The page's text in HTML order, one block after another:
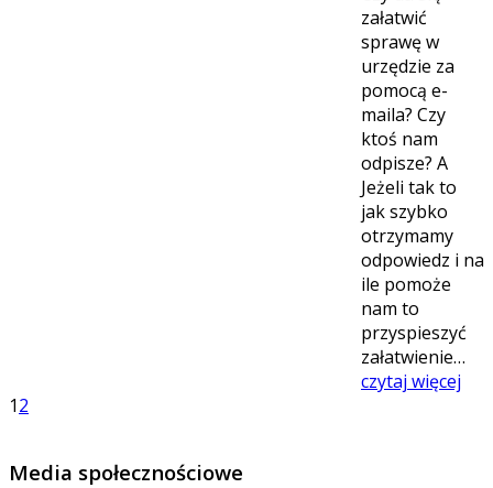
załatwić
sprawę w
urzędzie za
pomocą e-
maila? Czy
ktoś nam
odpisze? A
Jeżeli tak to
jak szybko
otrzymamy
odpowiedz i na
ile pomoże
nam to
przyspieszyć
załatwienie…
czytaj więcej
12
Media społecznościowe